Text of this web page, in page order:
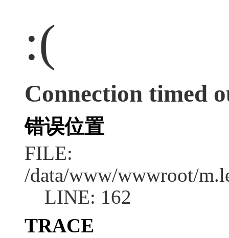
:(
Connection timed
错误位置
FILE:
/data/www/wwwroot/
LINE: 162
TRACE